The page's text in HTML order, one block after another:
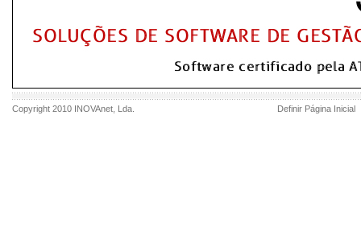
Copyright 2010 INOVAnet , Lda. Definir Página Inicial